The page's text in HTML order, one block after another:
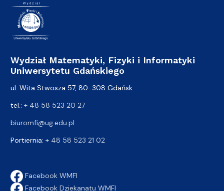
Wydział Matematyki, Fizyki i Informatyki
Uniwersytetu Gdańskiego
ul. Wita Stwosza 57, 80-308 Gdańsk
tel.: + 48 58 523 20 27
biuromfi@ug.edu.pl
Portiernia: + 48 58 523 21 02
Facebook WMFI
Facebook Dziekanatu WMFI